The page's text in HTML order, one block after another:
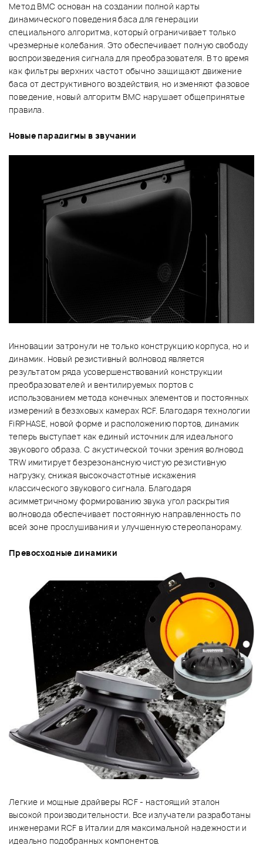
Метод BMC основан на создании полной карты
динамического поведения баса для генерации
специального алгоритма, который ограничивает только
чрезмерные колебания. Это обеспечивает полную свободу
воспроизведения сигнала для преобразователя. В то время
как фильтры верхних частот обычно защищают движение
баса от деструктивного воздействия, но изменяют фазовое
поведение, новый алгоритм BMC нарушает общепринятые
правила.
Новые парадигмы в звучании
Инновации затронули не только конструкцию корпуса, но и
динамик. Новый резистивный волновод является
результатом ряда усовершенствований конструкции
преобразователей и вентилируемых портов с
использованием метода конечных элементов и постоянных
измерений в безэховых камерах RCF. Благодаря технологии
FiRPHASE, новой форме и расположению портов, динамик
теперь выступает как единый источник для идеального
звукового образа. С акустической точки зрения волновод
TRW имитирует безрезонансную чистую резистивную
нагрузку, снижая высокочастотные искажения
классического звукового сигнала. Благодаря
асимметричному формированию звука угол раскрытия
волновода обеспечивает постоянную направленность по
всей зоне прослушивания и улучшенную стереопанораму.
Превосходные динамики
Легкие и мощные драйверы RCF - настоящий эталон
высокой производительности. Все излучатели разработаны
инженерами RCF в Италии для максимальной надежности и
идеально подобранных компонентов.